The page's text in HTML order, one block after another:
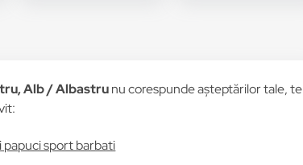
Alb / Albastrunu corespunde așteptărilor tale, te
papuci sport barbati